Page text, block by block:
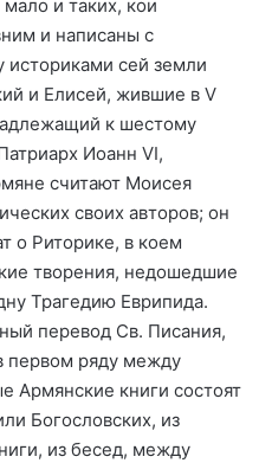
и таких, кои
и написаны с
сей земли
и Елисей, жившие в V
к шестому
Иоанн VI,
считают Моисея
своих авторов; он
о Риторике, в коем
творения, недошедшие
Трагедию Еврипида.
перевод Св. Писания,
первом ряду между
Армянские книги состоят
Богословских, из
из бесед, между